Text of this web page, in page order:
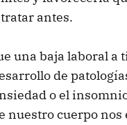
antes.
una baja laboral a
de
o el
nuestro cuerpo nos